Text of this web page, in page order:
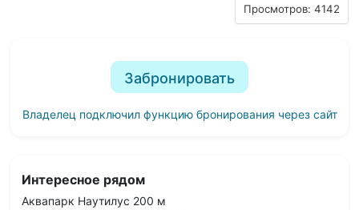
Просмотров: 4142
Забронировать
Владелец подключил функцию бронирования через сайт
Интересное рядом
Аквапарк Наутилус 200 м